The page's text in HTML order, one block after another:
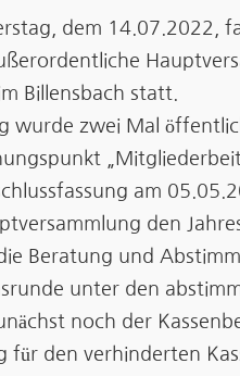
dem 14.07.2022,
Billensbach statt.
wurde zwei Mal
am
den
Beratung und
unter den
noch der
für den verhinderten